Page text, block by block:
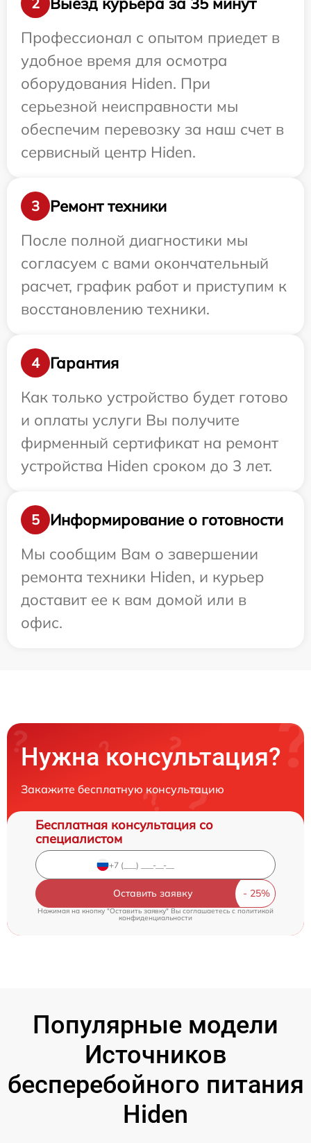
Профессионал с опытом приедет в
удобное время для осмотра
оборудования Hiden. При
серьезной неисправности мы
обеспечим перевозку за наш счет в
сервисный центр Hiden.
3
Ремонт техники
После полной диагностики мы
согласуем с вами окончательный
расчет, график работ и приступим к
восстановлению техники.
4
Гарантия
Как только устройство будет готово
и оплаты услуги Вы получите
фирменный сертификат на ремонт
устройства Hiden сроком до 3 лет.
5
Информирование о готовности
Мы сообщим Вам о завершении
ремонта техники Hiden, и курьер
доставит ее к вам домой или в
офис.
Нужна консультация?
Закажите бесплатную консультацию
Бесплатная консультация со
специалистом
Оставить заявку
Нажимая на кнопку "Оставить заявку" Вы соглашаетесь c политикой
конфиденциальности
Популярные модели
Источников
бесперебойного питания
Hiden